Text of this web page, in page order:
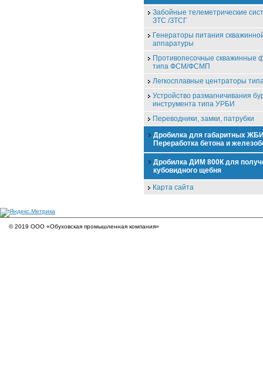
Забойные телеметрические
ЗТС /ЗТСГ
Генераторы питания
аппаратуры
Противопесочные скважинные
типа ФСМ/ФСМП
Легкосплавные центраторы
Устройство размагничивания
инструмента типа УРБИ
Переводники, замки, патрубки
Дробилка для габаритных
Переработка бетона и
Дробилка ДИМ 800К для
кубовидного щебня
Карта сайта
© 2019 ООО «Обуховская промышленная компания»